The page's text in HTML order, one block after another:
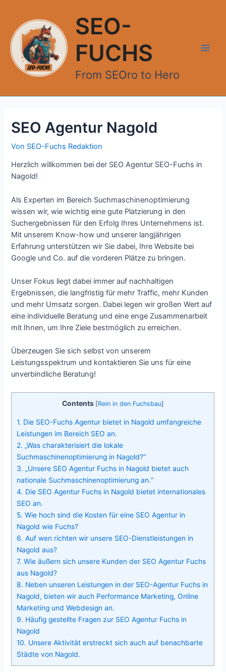
springen
SEO-
FUCHS
From SEOro to Hero
SEO Agentur Nagold
Von SEO-Fuchs Redaktion
Herzlich willkommen bei der SEO Agentur SEO-Fuchs in
Nagold!
Als Experten im Bereich Suchmaschinenoptimierung
wissen wir, wie wichtig eine gute Platzierung in den
Suchergebnissen für den Erfolg Ihres Unternehmens ist.
Mit unserem Know-how und unserer langjährigen
Erfahrung unterstützen wir Sie dabei, Ihre Website bei
Google und Co. auf die vorderen Plätze zu bringen.
Unser Fokus liegt dabei immer auf nachhaltigen
Ergebnissen, die langfristig für mehr Traffic, mehr Kunden
und mehr Umsatz sorgen. Dabei legen wir großen Wert auf
eine individuelle Beratung und eine enge Zusammenarbeit
mit Ihnen, um Ihre Ziele bestmöglich zu erreichen.
Überzeugen Sie sich selbst von unserem
Leistungsspektrum und kontaktieren Sie uns für eine
unverbindliche Beratung!
Contents [Rein in den Fuchsbau]
1. Die SEO-Fuchs Agentur bietet in Nagold umfangreiche
Leistungen im Bereich SEO an.
2. „Was charakterisiert die lokale
Suchmaschinenoptimierung in Nagold?“
3. „Unsere SEO Agentur Fuchs in Nagold bietet auch
nationale Suchmaschinenoptimierung an.“
4. Die SEO Agentur Fuchs in Nagold bietet internationales
SEO an.
5. Wie hoch sind die Kosten für eine SEO Agentur in
Nagold wie Fuchs?
6. Auf wen richten wir unsere SEO-Dienstleistungen in
Nagold aus?
7. Wie äußern sich unsere Kunden der SEO Agentur Fuchs
aus Nagold?
8. Neben unseren Leistungen in der SEO-Agentur Fuchs in
Nagold, bieten wir auch Performance Marketing, Online
Marketing und Webdesign an.
9. Häufig gestellte Fragen zur SEO Agentur Fuchs in
Nagold
10. Unsere Aktivität erstreckt sich auch auf benachbarte
Städte von Nagold.